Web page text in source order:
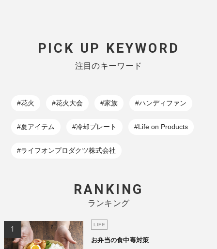
PICK UP KEYWORD
注目のキーワード
#花火 #花火大会 #家族 #ハンディファン
#夏アイテム #冷却プレート #Life on Products
#ライフオンプロダクツ株式会社
RANKING
ランキング
LIFE
お弁当の食中毒対策